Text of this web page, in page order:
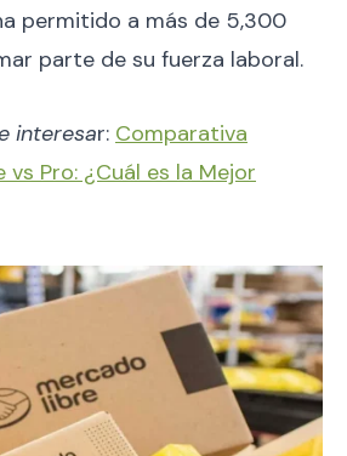
permitido a más de 5,300
parte de su fuerza laboral.
interesar: Comparativa
vs Pro: ¿Cuál es la Mejor